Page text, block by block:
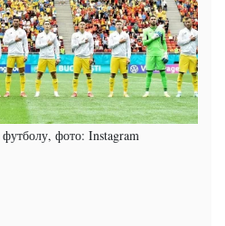
футболу, фото: Instagram